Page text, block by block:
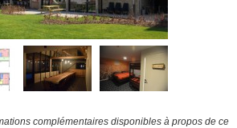
complémentaires disponibles à propos de ce